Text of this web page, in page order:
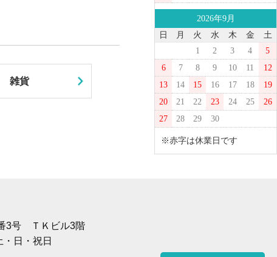
雑貨
2026年9月
日
月 火 水 木 金
土
1
2 3 4
5
6
7 8 9 10 11
12
13
14 15 16 17 18
19
20
21 22 23 24 25
26
27
28 29 30
※赤字は休業日です
3号 ＴＫビル3階
日・祝日